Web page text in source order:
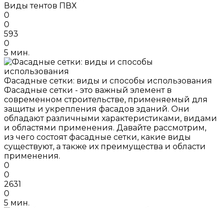
Виды тентов ПВХ
0
0
593
0
5 мин.
Фасадные сетки: виды и способы использования
Фасадные сетки - это важный элемент в
современном строительстве, применяемый для
защиты и укрепления фасадов зданий. Они
обладают различными характеристиками, видами
и областями применения. Давайте рассмотрим,
из чего состоят фасадные сетки, какие виды
существуют, а также их преимущества и области
применения.
0
0
2631
0
5 мин.